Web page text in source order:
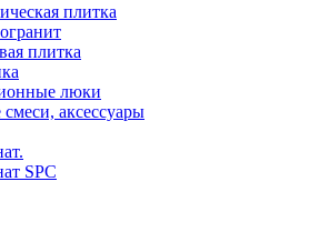
плитка
плитка
люки
аксессуары
SPC